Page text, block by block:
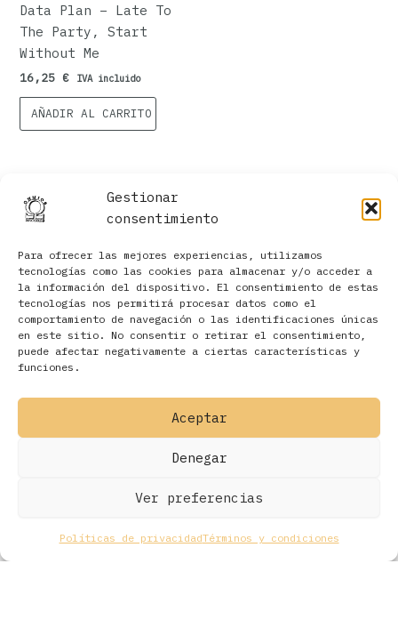
Gestionar
consentimiento
Para ofrecer las mejores experiencias, utilizamos
tecnologías como las cookies para almacenar y/o acceder a
la información del dispositivo. El consentimiento de estas
tecnologías nos permitirá procesar datos como el
comportamiento de navegación o las identificaciones únicas
en este sitio. No consentir o retirar el consentimiento,
puede afectar negativamente a ciertas características y
funciones.
Aceptar
Denegar
Ver preferencias
Políticas de privacidadTérminos y condiciones
Filtros
Data Plan – Late To
The Party, Start
Without Me
16,25 € IVA incluido
AÑADIR AL CARRITO